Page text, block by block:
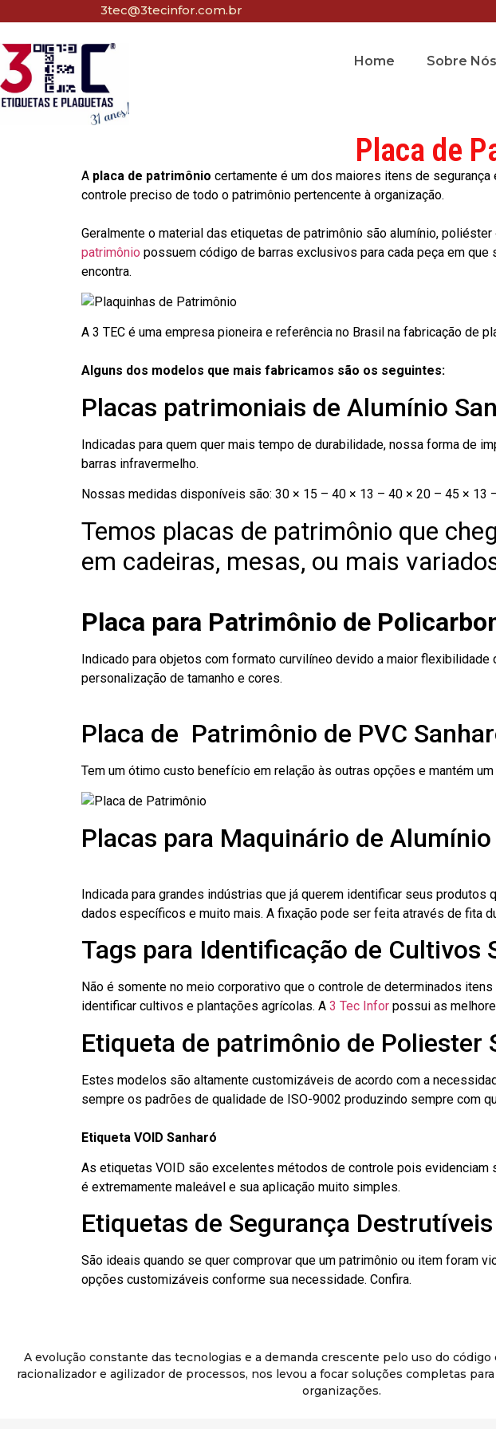
3tec@3tecinfor.com.br
Home Sobre Nós
Placa de
A placa de patrimônio certamente é um dos maiores itens de
controle preciso de todo o patrimônio pertencente à organização.
Geralmente o material das etiquetas de patrimônio são alumínio,
patrimônio possuem código de barras exclusivos para cada peça em
encontra.
A 3 TEC é uma empresa pioneira e referência no Brasil na fabricação de
Alguns dos modelos que mais fabricamos são os seguintes:
Placas patrimoniais de Alumínio
Indicadas para quem quer mais tempo de durabilidade, nossa forma de
barras infravermelho.
Nossas medidas disponíveis são: 30 × 15 – 40 × 13 – 40 × 20 – 45 × 13
Temos placas de patrimônio que
em cadeiras, mesas, ou mais
Placa para Patrimônio de
Indicado para objetos com formato curvilíneo devido a maior
personalização de tamanho e cores.
Placa de Patrimônio de PVC
Tem um ótimo custo benefício em relação às outras opções e mantém
Placas para Maquinário de
Indicada para grandes indústrias que já querem identificar seus
dados específicos e muito mais. A fixação pode ser feita através de fita
Tags para Identificação de Cultivos
Não é somente no meio corporativo que o controle de determinados
identificar cultivos e plantações agrícolas. A 3 Tec Infor possui as
Etiqueta de patrimônio de Poliester
Estes modelos são altamente customizáveis de acordo com a
sempre os padrões de qualidade de ISO-9002 produzindo sempre com
Etiqueta VOID Sanharó
As etiquetas VOID são excelentes métodos de controle pois
é extremamente maleável e sua aplicação muito simples.
Etiquetas de Segurança
São ideais quando se quer comprovar que um patrimônio ou item foram
opções customizáveis conforme sua necessidade. Confira.
A evolução constante das tecnologias e a demanda crescente pelo uso do
racionalizador e agilizador de processos, nos levou a focar soluções completas
organizações.